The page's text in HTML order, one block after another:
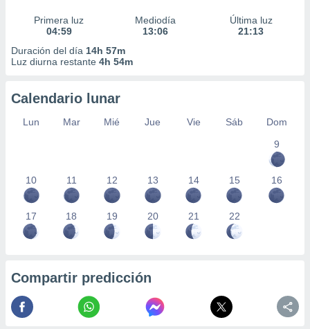
Primera luz
04:59
Mediodía
13:06
Última luz
21:13
Duración del día 14h 57m
Luz diurna restante 4h 54m
Calendario lunar
Lun Mar Mié Jue Vie Sáb
Dom
9
10 11 12 13 14 15 16
17 18 19 20 21 22
Compartir predicción